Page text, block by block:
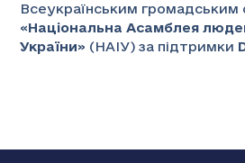
Всеукраїнським громадським
«Національна Асамблея
України» (НАІУ) за підтримки